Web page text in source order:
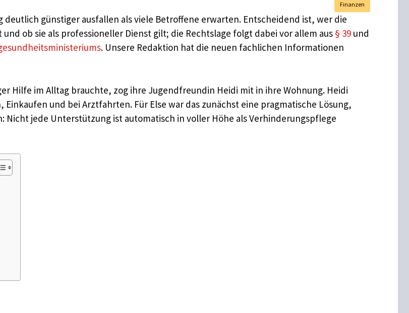
Finanzen
günstiger ausfallen als viele Betroffene erwarten. Entscheidend ist, wer die
ob sie als professioneller Dienst gilt; die Rechtslage folgt dabei vor allem aus § 39 und
. Unsere Redaktion hat die neuen fachlichen Informationen
Hilfe im Alltag brauchte, zog ihre Jugendfreundin Heidi mit in ihre Wohnung. Heidi
und bei Arztfahrten. Für Else war das zunächst eine pragmatische Lösung,
Nicht jede Unterstützung ist automatisch in voller Höhe als Verhinderungspflege